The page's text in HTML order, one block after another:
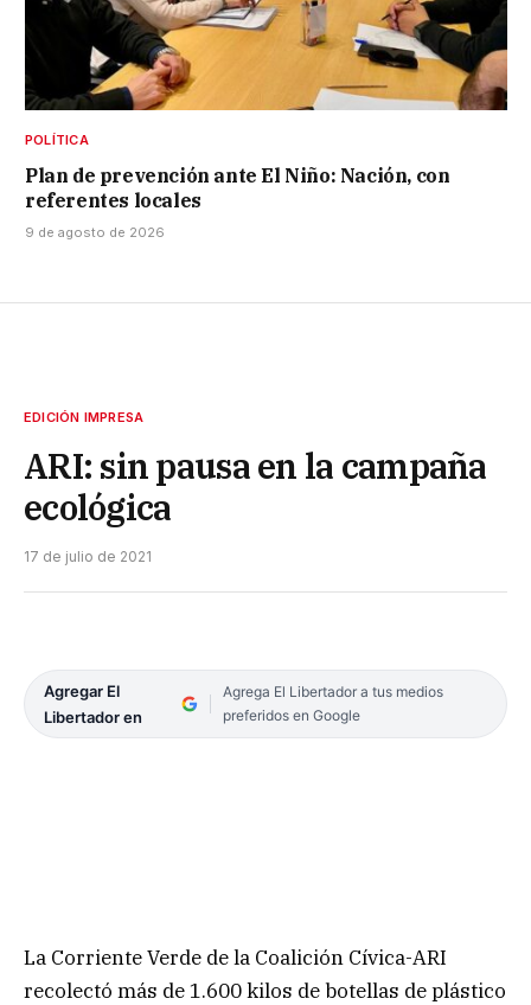
POLÍTICA
Plan de prevención ante El Niño: Nación, con
referentes locales
9 de agosto de 2026
EDICIÓN IMPRESA
ARI: sin pausa en la campaña
ecológica
17 de julio de 2021
Agregar El
Libertador en
Agrega El Libertador a tus medios
preferidos en Google
La Corriente Verde de la Coalición Cívica-ARI
recolectó más de 1.600 kilos de botellas de plástico